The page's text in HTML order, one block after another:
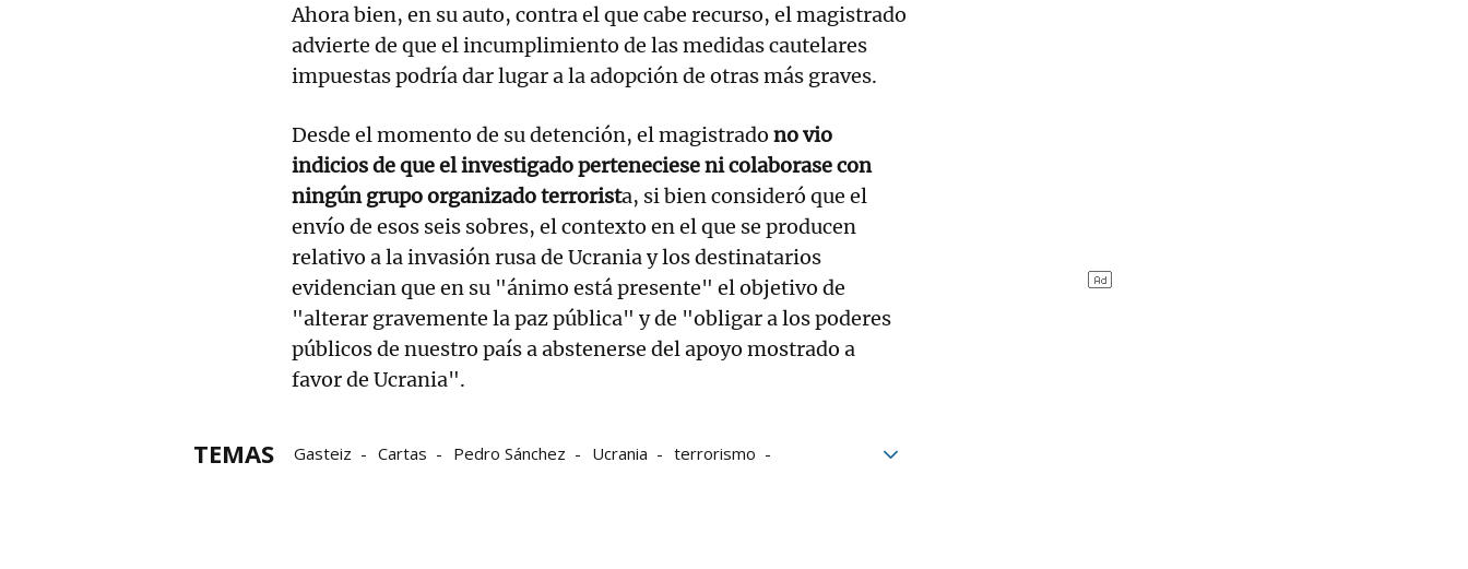
Ahora bien, en su auto, contra el que cabe recurso, el magistrado
advierte de que el incumplimiento de las medidas cautelares
impuestas podría dar lugar a la adopción de otras más graves.
Desde el momento de su detención, el magistrado no vio
indicios de que el investigado perteneciese ni colaborase con
ningún grupo organizado terrorista, si bien consideró que el
envío de esos seis sobres, el contexto en el que se producen
relativo a la invasión rusa de Ucrania y los destinatarios
evidencian que en su "ánimo está presente" el objetivo de
"alterar gravemente la paz pública" y de "obligar a los poderes
públicos de nuestro país a abstenerse del apoyo mostrado a
favor de Ucrania".
TEMAS Gasteiz Cartas Pedro Sánchez Ucrania
terrorismo